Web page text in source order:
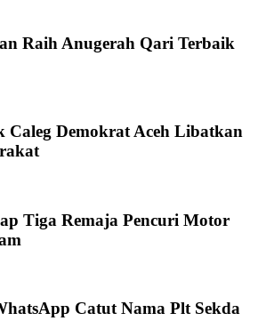
Raih Anugerah Qari Terbaik
Caleg Demokrat Aceh Libatkan
Tiga Remaja Pencuri Motor
Catut Nama Plt Sekda